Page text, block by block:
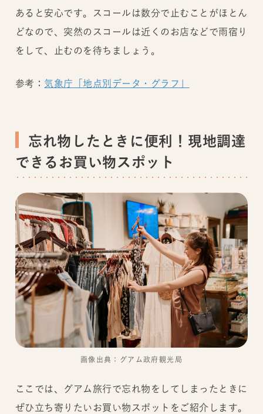
あると安心です。スコールは数分で止むことがほとん
どなので、突然のスコールは近くのお店などで雨宿り
をして、止むのを待ちましょう。
参考： 気象庁「地点別データ・グラフ」
忘れ物したときに便利！現地調達
できるお買い物スポット
画像出典：グアム政府観光局
ここでは、グアム旅行で忘れ物をしてしまったときに
ぜひ立ち寄りたいお買い物スポットをご紹介します。